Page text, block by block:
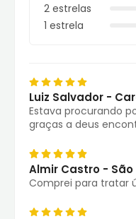
2 estrelas
1 estrela
Luiz Salvador -
Estava procurando
graças a deus
Almir Castro - São
Comprei para tratar